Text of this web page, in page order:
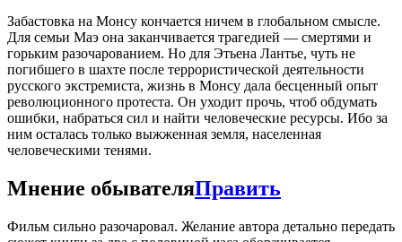
Забастовка на Монсу кончается ничем в глобальном смысле.
Для семьи Маэ она заканчивается трагедией — смертями и
горьким разочарованием. Но для Этьена Лантье, чуть не
погибшего в шахте после террористической деятельности
русского экстремиста, жизнь в Монсу дала бесценный опыт
революционного протеста. Он уходит прочь, чтоб обдумать
ошибки, набраться сил и найти человеческие ресурсы. Ибо за
ним осталась только выжженная земля, населенная
человеческими тенями.
Мнение обывателяПравить
Фильм сильно разочаровал. Желание автора детально передать